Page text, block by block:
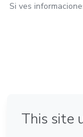
Si ves
Hecho con❤ en